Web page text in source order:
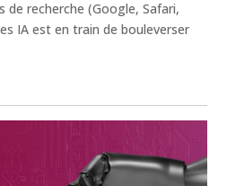
recherche (Google, Safari,
IA est en train de bouleverser